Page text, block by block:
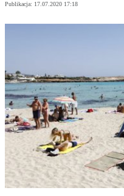
Publikacja: 17.07.2020 17:18